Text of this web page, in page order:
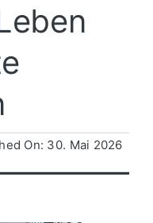
On: 30. Mai 2026